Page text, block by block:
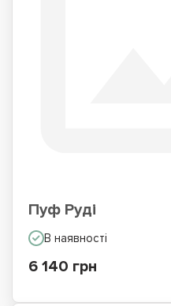
Пуф Руді
В наявності
6 140 грн